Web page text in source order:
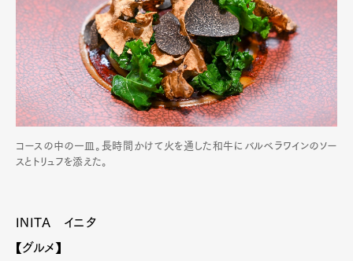
コースの中の一皿。長時間かけて火を通した和牛にバルベラワインのソー
スとトリュフを添えた。
INITA イニタ
【グルメ】